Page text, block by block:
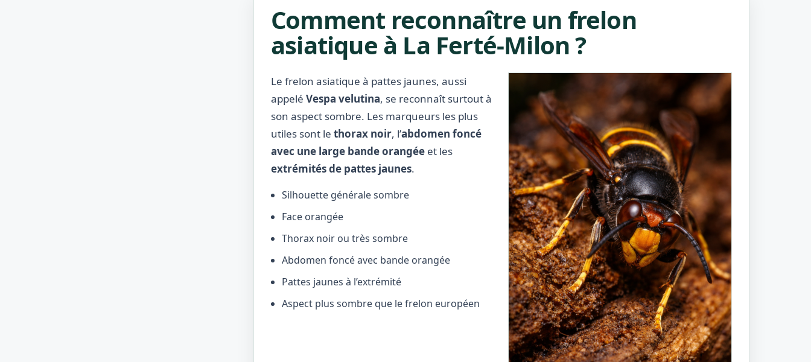
Comment reconnaître un frelon
asiatique à La Ferté-Milon ?
Le frelon asiatique à pattes jaunes, aussi
appelé Vespa velutina, se reconnaît surtout à
son aspect sombre. Les marqueurs les plus
utiles sont le thorax noir, l’abdomen foncé
avec une large bande orangée et les
extrémités de pattes jaunes.
Silhouette générale sombre
Face orangée
Thorax noir ou très sombre
Abdomen foncé avec bande orangée
Pattes jaunes à l’extrémité
Aspect plus sombre que le frelon européen